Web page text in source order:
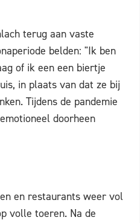
terug aan vaste
belden: "Ik ben
of ik een een biertje
in plaats van dat ze bij
Tijdens de pandemie
doorheen
en restaurants weer vol
volle toeren. Na de